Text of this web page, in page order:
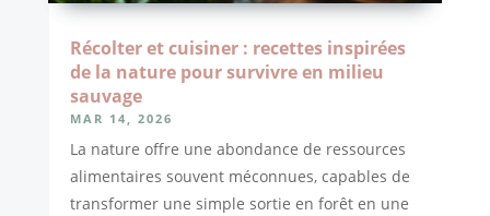
Récolter et cuisiner : recettes inspirées
de la nature pour survivre en milieu
sauvage
MAR 14, 2026
La nature offre une abondance de ressources
alimentaires souvent méconnues, capables de
transformer une simple sortie en forêt en une